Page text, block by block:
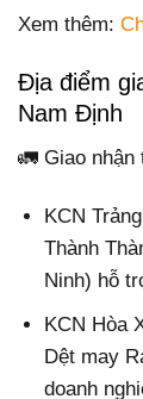
Xem thêm:
Địa điểm
Nam Định
🚛 Giao nhận
KCN
Thành
Ninh) hỗ
KCN Hòa
Dệt may
doanh